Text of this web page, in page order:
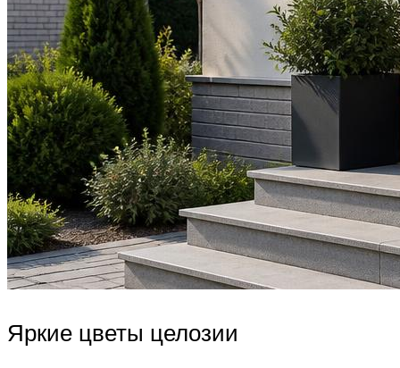
Яркие цветы целозии